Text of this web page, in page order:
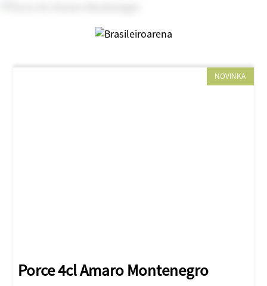
NOVINKA
Porce 4cl Amaro Montenegro